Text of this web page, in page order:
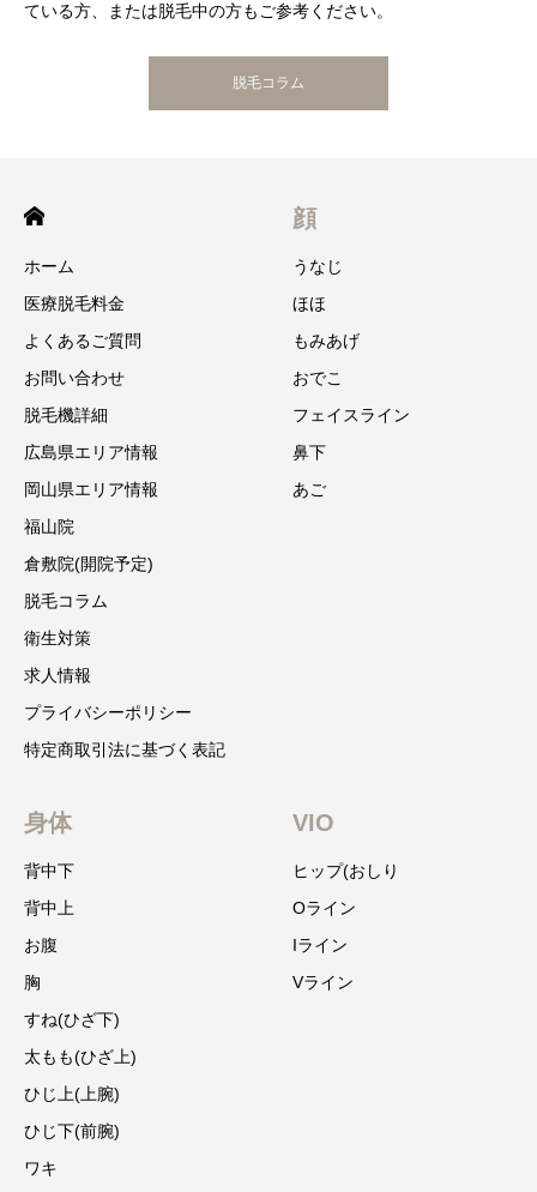
ている方、または脱毛中の方もご参考ください。
脱毛コラム
ホーム
医療脱毛料金
よくあるご質問
お問い合わせ
脱毛機詳細
広島県エリア情報
岡山県エリア情報
福山院
倉敷院(開院予定)
脱毛コラム
衛生対策
求人情報
プライバシーポリシー
特定商取引法に基づく表記
顔
うなじ
ほほ
もみあげ
おでこ
フェイスライン
鼻下
あご
身体
背中下
背中上
お腹
胸
すね(ひざ下)
太もも(ひざ上)
ひじ上(上腕)
ひじ下(前腕)
ワキ
VIO
ヒップ(おしり
Oライン
Iライン
Vライン